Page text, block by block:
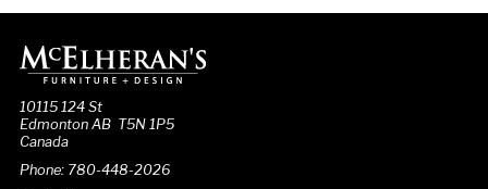
10115 124 St
Edmonton AB T5N 1P5
Canada
Phone: 780-448-2026